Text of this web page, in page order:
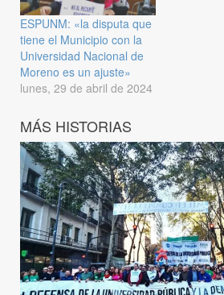
ESPUNM: «la disputa que
tiene el Municipio con la
Universidad Nacional de
Moreno es un ajuste»
lunes, 29 de abril de 2024
MÁS HISTORIAS